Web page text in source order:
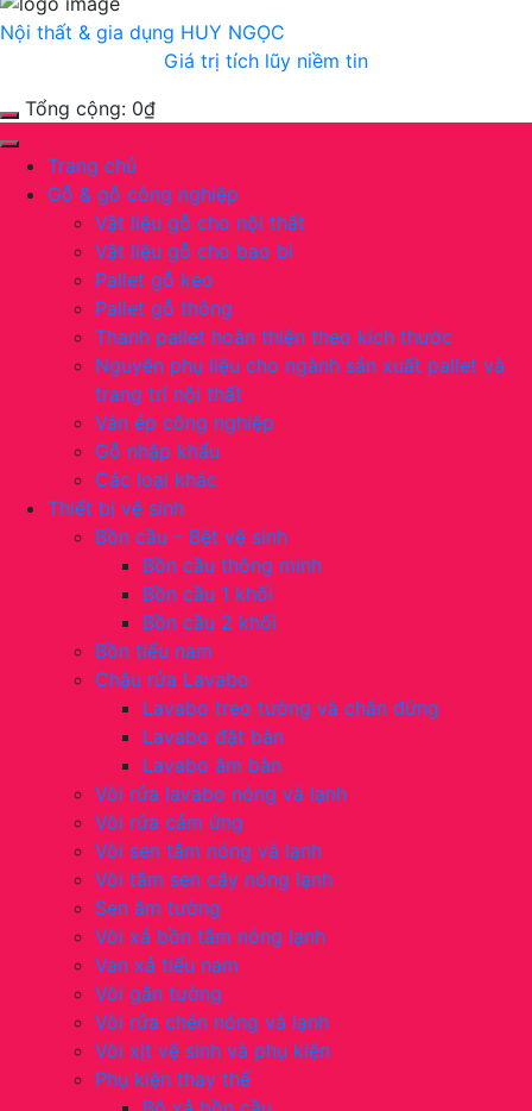
Nội thất & gia dụng HUY NGỌC
Giá trị tích lũy niềm tin
Tổng cộng: 0₫
Trang chủ
Gỗ & gỗ công nghiệp
Vật liệu gỗ cho nội thất
Vật liệu gỗ cho bao bì
Pallet gỗ keo
Pallet gỗ thông
Thanh pallet hoàn thiện theo kích thước
Nguyên phụ liệu cho ngành sản xuất pallet và
trang trí nội thất
Ván ép công nghiệp
Gỗ nhập khẩu
Các loại khác
Thiết bị vệ sinh
Bồn cầu – Bệt vệ sinh
Bồn cầu thông minh
Bồn cầu 1 khối
Bồn cầu 2 khối
Bồn tiểu nam
Chậu rửa Lavabo
Lavabo treo tường và chân đứng
Lavabo đặt bàn
Lavabo âm bàn
Vòi rửa lavabo nóng và lạnh
Vòi rửa cảm ứng
Vòi sen tắm nóng và lạnh
Vòi tắm sen cây nóng lạnh
Sen âm tường
Vòi xả bồn tắm nóng lạnh
Van xả tiểu nam
Vòi gắn tường
Vòi rửa chén nóng và lạnh
Vòi xịt vệ sinh và phụ kiện
Phụ kiện thay thế